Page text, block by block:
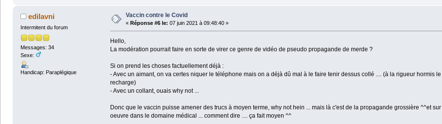
edilavni
Intermitent du forum
Messages: 34
Sexe:
Handicap: Paraplégique
Vaccin contre le Covid
« Réponse #6 le: 07 juin 2021 à 09:48:40 »
Hello,
La modération pourrait faire en sorte de virer ce genre de vidéo de pseudo propagande de merde ?
Si on prend les choses factuellement déjà :
- Avec un aimant, on va certes niquer le téléphone mais on a déjà dû mal à le faire tenir dessus collé .... (à la rigueur hormis
recharge)
- Avec un collant, ouais why not ...
Donc que le vaccin puisse amener des trucs à moyen terme, why not hein ... mais là c'est de la propagande grossière ^^et
oeuvre dans le domaine médical ... comment dire .... ça fait moyen ^^